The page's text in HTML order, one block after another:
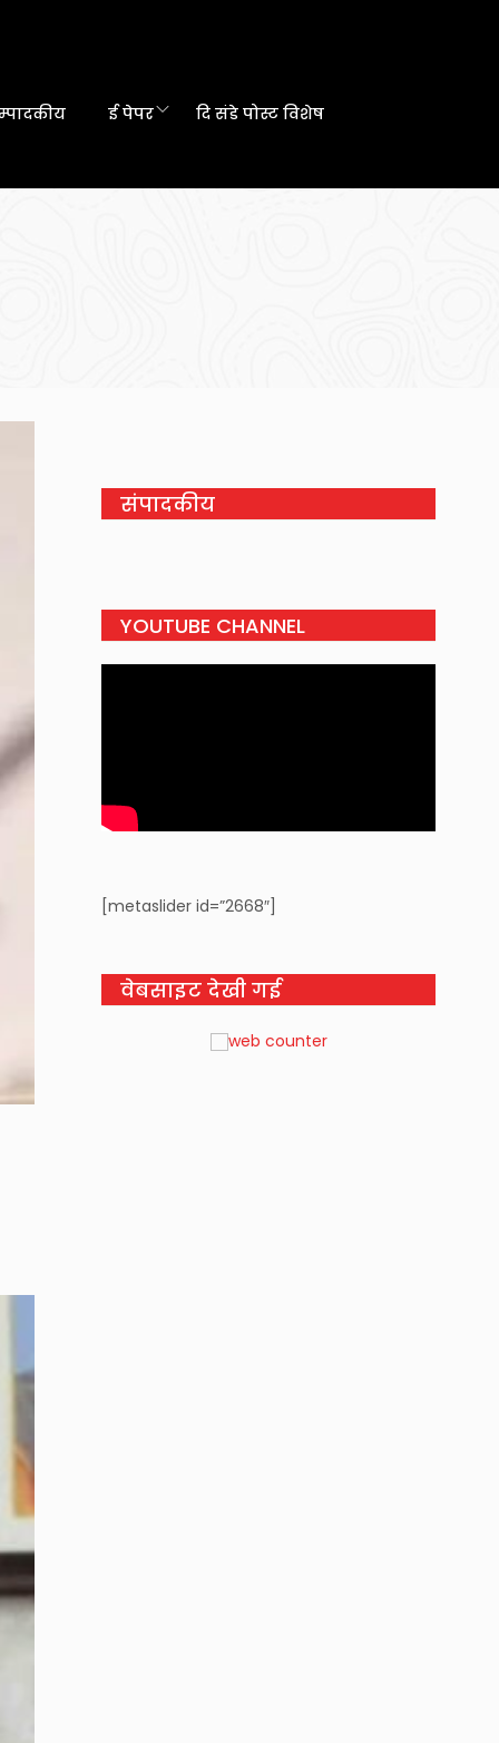
ई पेपर दि संडे पोस्ट विशेष
संपादकीय
YOUTUBE CHANNEL
[metaslider id=”2668″]
वेबसाइट देखी गई